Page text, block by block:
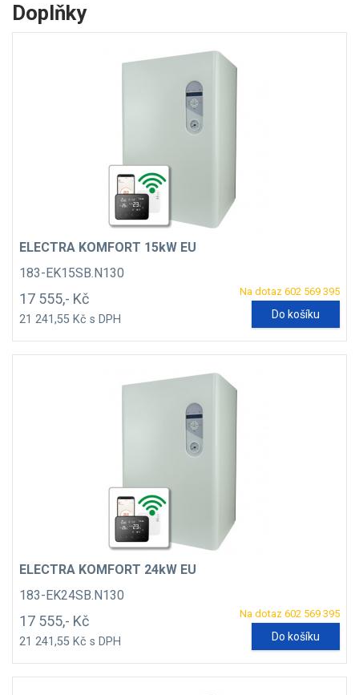
Doplňky
ELECTRA KOMFORT 15kW EU
183-EK15SB.N130
Na dotaz 602 569 395
17 555,- Kč
21 241,55 Kč s DPH Do košíku
ELECTRA KOMFORT 24kW EU
183-EK24SB.N130
Na dotaz 602 569 395
17 555,- Kč
21 241,55 Kč s DPH Do košíku